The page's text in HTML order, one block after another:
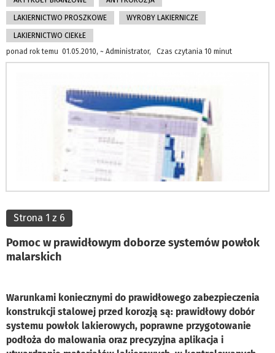
LAKIERNICTWO PROSZKOWE WYROBY LAKIERNICZE
LAKIERNICTWO CIEKŁE
ponad rok temu 01.05.2010, ~ Administrator, Czas czytania 10 minut
Strona 1 z 6
Pomoc w prawidłowym doborze systemów powłok
malarskich
Warunkami koniecznymi do prawidłowego zabezpieczenia
konstrukcji stalowej przed korozją są: prawidłowy dobór
systemu powłok lakierowych, poprawne przygotowanie
podłoża do malowania oraz precyzyjna aplikacja i